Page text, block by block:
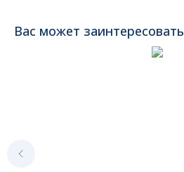
Вас может заинтересовать